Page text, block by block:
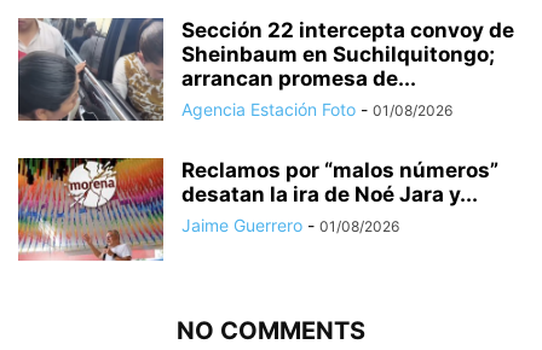
Sección 22 intercepta convoy de
Sheinbaum en Suchilquitongo;
arrancan promesa de...
Agencia Estación Foto - 01/08/2026
Reclamos por “malos números”
desatan la ira de Noé Jara y...
Jaime Guerrero - 01/08/2026
NO COMMENTS